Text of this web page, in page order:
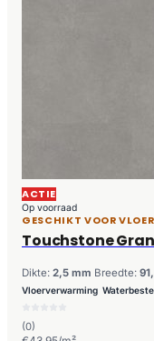
ACTIE
Op voorraad
GESCHIKT VOOR
Touchstone
Dikte: 2,5 mm Breedte:
Vloerverwarming
(0)